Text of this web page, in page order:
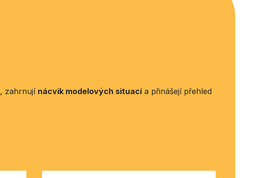
, zahrnují nácvik modelových situacía přinášejí přehled